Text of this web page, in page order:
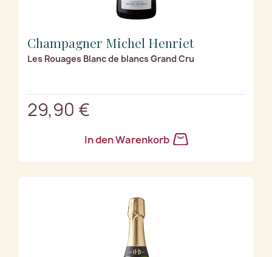
Champagner Michel Henriet
Les Rouages Blanc de blancs Grand Cru
29,90 €
In den Warenkorb